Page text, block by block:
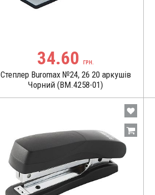
34.60 ГРН.
Степлер Buromax №24, 26 20 аркушів
Чорний (BM.4258-01)